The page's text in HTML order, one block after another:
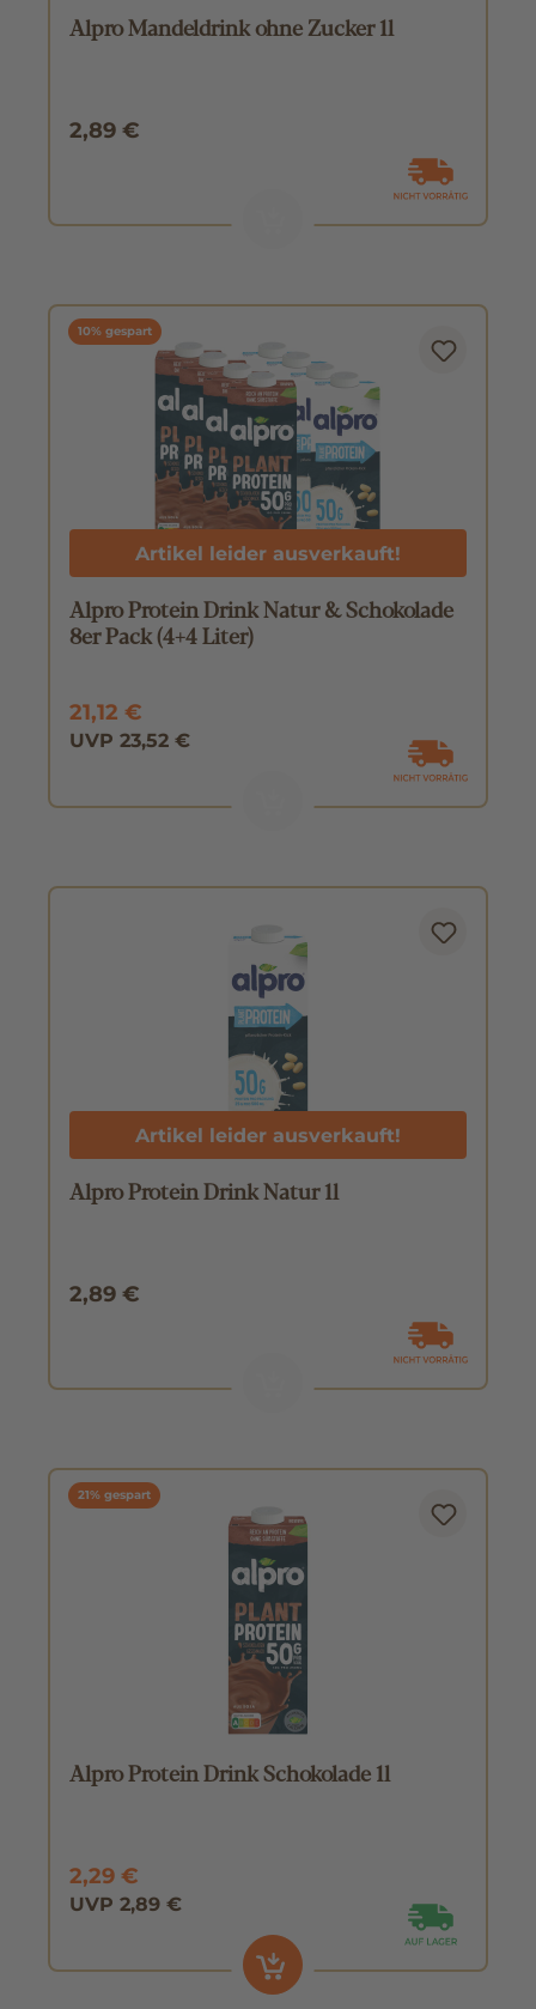
Alpro Mandeldrink ohne Zucker 1l
2,89 €
10% gespart
Artikel leider ausverkauft!
Alpro Protein Drink Natur & Schokolade
8er Pack (4+4 Liter)
21,12 €
UVP 23,52 €
Artikel leider ausverkauft!
Alpro Protein Drink Natur 1l
2,89 €
21% gespart
Alpro Protein Drink Schokolade 1l
2,29 €
UVP 2,89 €